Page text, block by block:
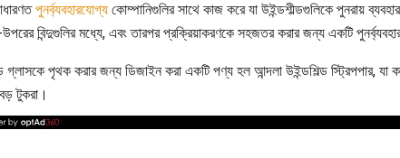
পুনর্ব্যবহারযোগ্য কোম্পানিগুলির সাথে কাজ করে যা উইন্ডশীল্ডগুলিকে পুনরায়
বিন্দুগুলির মধ্যে, এবং তারপর প্রক্রিয়াকরণকে সহজতর করার জন্য একটি
গ্লাসকে পৃথক করার জন্য ডিজাইন করা একটি পণ্য হল আন্দলা উইন্ডশিল্ড স্ট্রিপপার,
টুকরা।